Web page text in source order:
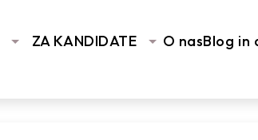
ZA KANDIDATE O nasBlog in